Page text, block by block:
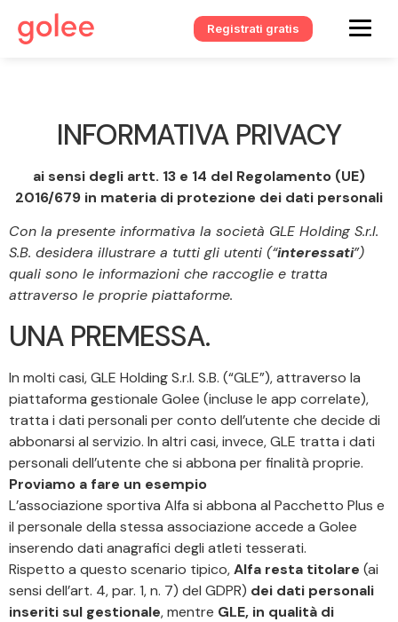
Registrati gratis
INFORMATIVA PRIVACY
ai sensi degli artt. 13 e 14 del Regolamento (UE)
2016/679 in materia di protezione dei dati personali
Con la presente informativa la società GLE Holding S.r.l.
S.B. desidera illustrare a tutti gli utenti (“interessati”)
quali sono le informazioni che raccoglie e tratta
attraverso le proprie piattaforme.
UNA PREMESSA.
In molti casi, GLE Holding S.r.l. S.B. (“GLE”), attraverso la
piattaforma gestionale Golee (incluse le app correlate),
tratta i dati personali per conto dell’utente che decide di
abbonarsi al servizio. In altri casi, invece, GLE tratta i dati
personali dell’utente che si abbona per finalità proprie.
Proviamo a fare un esempio
L’associazione sportiva Alfa si abbona al Pacchetto Plus e
il personale della stessa associazione accede a Golee
inserendo dati anagrafici degli atleti tesserati.
Rispetto a questo scenario tipico,Alfa resta titolare (ai
sensi dell’art. 4, par. 1, n. 7) del GDPR) dei dati personali
inseriti sul gestionale, mentre GLE, in qualità di